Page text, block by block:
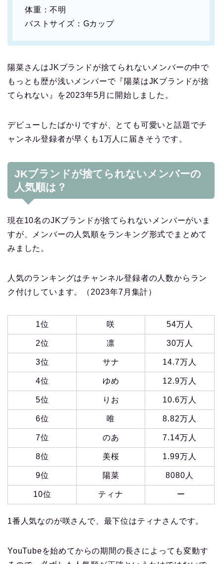
体重：不明
バストサイズ：Gカップ
陽菜さんはJKブランドが捨てられないメンバーの中で
もっとも歴が浅いメンバーで『陽菜はJKブランドが捨
てられない』を2023年5月に開始しました。
デビューしたばかりですが、とても可愛いと話題でチ
ャンネル登録者が早くも1万人に届きそうです。
JKブランドが捨てられないメンバーの
人気順は？
現在10名のJKブランドが捨てられないメンバーがいま
すが、メンバーの人気順をランキング形式でまとめて
みました。
人気のランキングはチャンネル登録者の人数からラン
ク付けしています。（2023年7月集計）
1位 咲 54万人
2位 凛 30万人
3位 サナ 14.7万人
4位 ゆめ 12.9万人
5位 りお 10.6万人
6位 唯 8.82万人
7位 のあ 7.14万人
8位 美桜 1.99万人
9位 陽菜 8080人
10位 ティナ ー
1番人気なのが咲さんで、最下位はティナさんです。
YouTubeを始めてからの期間の長さによっても変動す